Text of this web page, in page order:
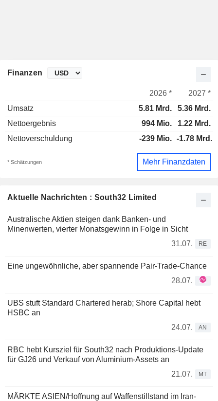
Aktuelle Nachrichten : South32 Limited
Australische Aktien steigen dank Banken- und
Minenwerten, vierter Monatsgewinn in Folge in Sicht
31.07.
RE
Eine ungewöhnliche, aber spannende Pair-Trade-Chance
28.07.
UBS stuft Standard Chartered herab; Shore Capital hebt
HSBC an
24.07.
AN
RBC hebt Kursziel für South32 nach Produktions-Update
für GJ26 und Verkauf von Aluminium-Assets an
21.07.
MT
MÄRKTE ASIEN/Hoffnung auf Waffenstillstand im Iran-
Finanzen
2026 *
2027 *
Umsatz
5.81 Mrd.
5.36 Mrd.
Nettoergebnis
994 Mio.
1.22 Mrd.
Nettoverschuldung
-239 Mio. -1.78 Mrd.
* Schätzungen Mehr Finanzdaten